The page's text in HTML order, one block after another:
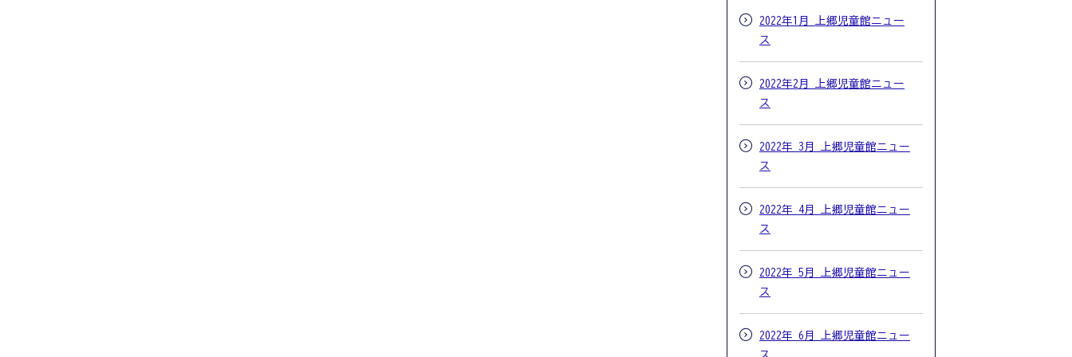
2022年1月 上郷児童館ニュー
ス
2022年2月 上郷児童館ニュー
ス
2022年 3月 上郷児童館ニュー
ス
2022年 4月 上郷児童館ニュー
ス
2022年 5月 上郷児童館ニュー
ス
2022年 6月 上郷児童館ニュー
ス